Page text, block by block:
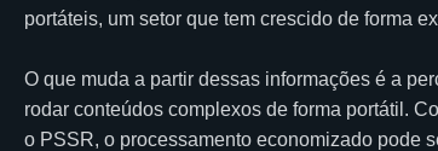
portáteis, um setor que tem crescido de forma
O que muda a partir dessas informações é a
rodar conteúdos complexos de forma portátil.
o PSSR, o processamento economizado pode